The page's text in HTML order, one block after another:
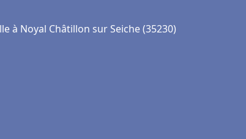
à Noyal Châtillon sur Seiche (35230)